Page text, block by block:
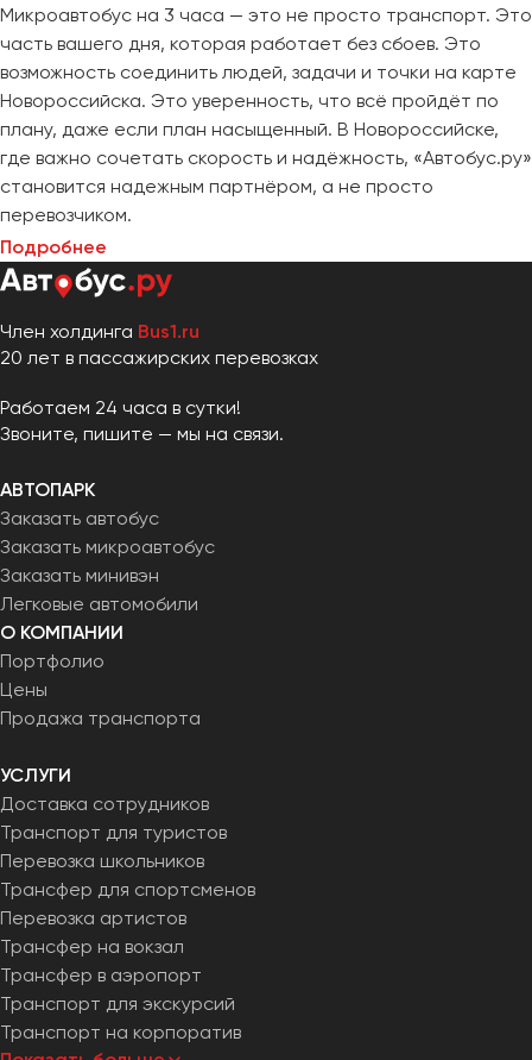
Микроавтобус на 3 часа — это не просто транспорт. Это
часть вашего дня, которая работает без сбоев. Это
возможность соединить людей, задачи и точки на карте
Новороссийска. Это уверенность, что всё пройдёт по
плану, даже если план насыщенный. В Новороссийске,
где важно сочетать скорость и надёжность, «Автобус.ру»
становится надежным партнёром, а не просто
перевозчиком.
Подробнее
Член холдинга Bus1.ru
20 лет в пассажирских перевозках
Работаем 24 часа в сутки!
Звоните, пишите — мы на связи.
АВТОПАРК
Заказать автобус
Заказать микроавтобус
Заказать минивэн
Легковые автомобили
О КОМПАНИИ
Портфолио
Цены
Продажа транспорта
УСЛУГИ
Доставка сотрудников
Транспорт для туристов
Перевозка школьников
Трансфер для спортсменов
Перевозка артистов
Трансфер на вокзал
Трансфер в аэропорт
Транспорт для экскурсий
Транспорт на корпоратив